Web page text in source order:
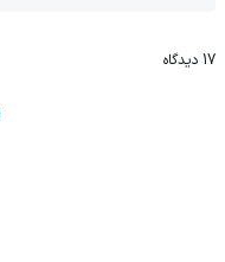
17 دیدگاه